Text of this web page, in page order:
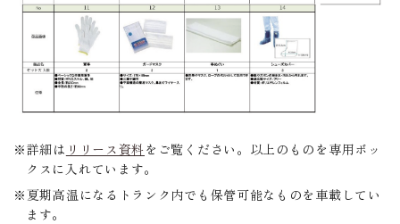
詳細は リリース資料 をご覧ください。以上のものを専用ボッ
クスに入れています。
夏期高温になるトランク内でも保管可能なものを車載してい
ます。